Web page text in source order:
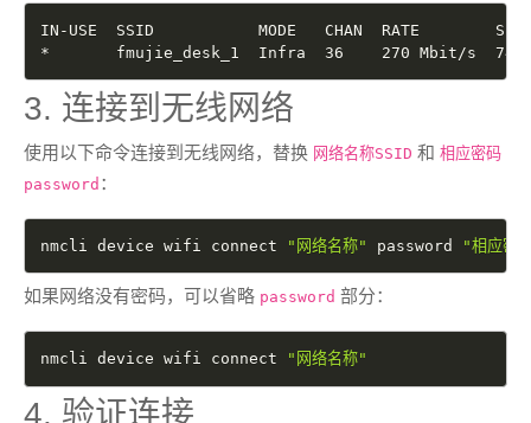
IN-USE  SSID           MODE   CHAN  RATE
*       fmujie_desk_1  Infra  36    270 Mbit/s  74
3. 连接到无线网络
使用以下命令连接到无线网络，替换 网络名称SSID 和 相应密码
password ：
nmcli device wifi connect "网络名称" password "相应密
如果网络没有密码，可以省略 password 部分：
nmcli device wifi connect "网络名称"
4. 验证连接